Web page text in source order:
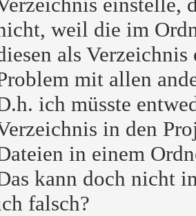
weil die im
als
mit allen
ich müsste
in den
in einem
kann doch nicht
falsch?